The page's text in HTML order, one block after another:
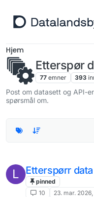
Hjem
Etterspør
77 emner 393
Post om datasett og API-
spørsmål om.
L Etterspørr
pinned
10
23. mar.